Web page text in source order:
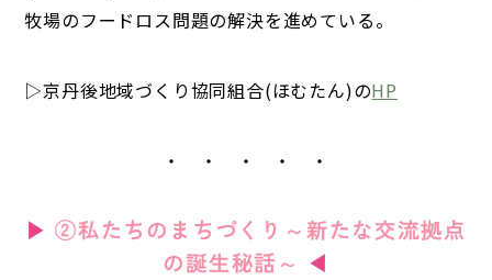
牧場のフードロス問題の解決を進めている。
▷京丹後地域づくり協同組合(ほむたん)のHP
・ ・ ・ ・ ・
▶②私たちのまちづくり～新たな交流拠点
の誕生秘話～ ◀